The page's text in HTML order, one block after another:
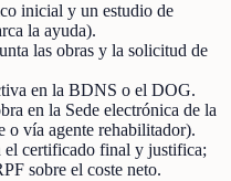
inicial y un estudio de
la ayuda).
las obras y la solicitud de
en la BDNS o el DOG.
en la Sede electrónica de la
o vía agente rehabilitador).
el certificado final y justifica;
sobre el coste neto.